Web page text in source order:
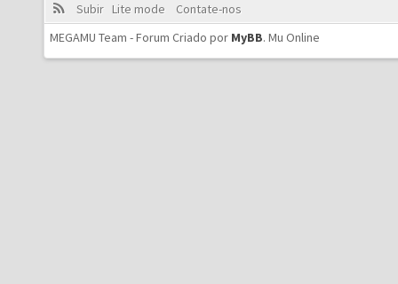
Subir Lite mode
Contate-nos
MEGAMU Team - Forum Criado por MyBB. Mu Online